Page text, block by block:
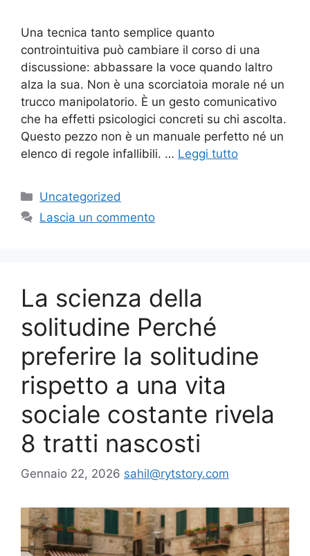
Una tecnica tanto semplice quanto
controintuitiva può cambiare il corso di una
discussione: abbassare la voce quando laltro
alza la sua. Non è una scorciatoia morale né un
trucco manipolatorio. È un gesto comunicativo
che ha effetti psicologici concreti su chi ascolta.
Questo pezzo non è un manuale perfetto né un
elenco di regole infallibili. … Leggi tutto
Categorie
Uncategorized
Lascia un commento
La scienza della
solitudine Perché
preferire la solitudine
rispetto a una vita
sociale costante rivela
8 tratti nascosti
Gennaio 22, 2026 sahil@rytstory.com